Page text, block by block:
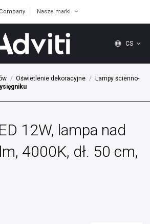
Nasze marki
CS
Oświetlenie dekoracyjne
Lampy ścienno-
12W, lampa nad
4000K, dł. 50 cm,